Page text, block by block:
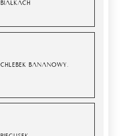
BIAŁKACH
CHLEBEK BANANOWY.